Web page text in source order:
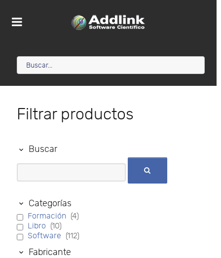
Filtrar productos
Buscar
Categorías
Formación (4)
Libro (10)
Software (112)
Fabricante